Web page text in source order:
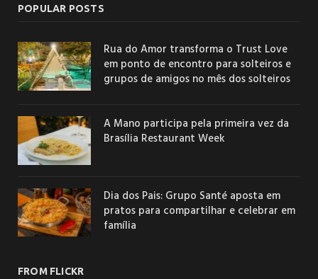
POPULAR POSTS
Rua do Amor transforma o Trust Love
em ponto de encontro para solteiros e
grupos de amigos no mês dos solteiros
A Mano participa pela primeira vez da
Brasília Restaurant Week
Dia dos Pais: Grupo Santé aposta em
pratos para compartilhar e celebrar em
família
FROM FLICKR